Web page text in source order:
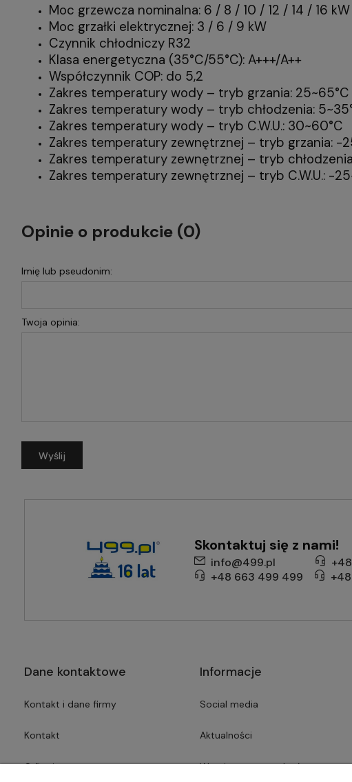
Moc grzewcza nominalna: 6 / 8 / 10 / 12 / 14 / 16 kW
Moc grzałki elektrycznej: 3 / 6 / 9 kW
Czynnik chłodniczy R32
Klasa energetyczna (35°C/55°C): A+++/A++
Współczynnik COP: do 5,2
Zakres temperatury wody – tryb grzania: 25~65°C
Zakres temperatury wody – tryb chłodzenia:
Zakres temperatury wody – tryb C.W.U.: 30~60°C
Zakres temperatury zewnętrznej – tryb grzania: -
Zakres temperatury zewnętrznej – tryb
Zakres temperatury zewnętrznej – tryb C.W.U.: -
Opinie o produkcie (0)
Imię lub pseudonim:
Twoja opinia:
Wyślij
Skontaktuj się z nami!
info@499.pl
+48 663 499 499
Dane kontaktowe
Kontakt i dane firmy
Kontakt
O firmie
Informacje
Social media
Aktualności
Wymiana starego kotła